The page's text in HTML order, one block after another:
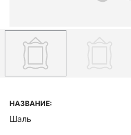
НАЗВАНИЕ:
Шаль